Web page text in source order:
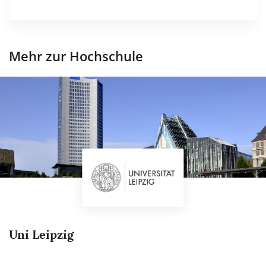
Mehr zur Hochschule
Uni Leipzig